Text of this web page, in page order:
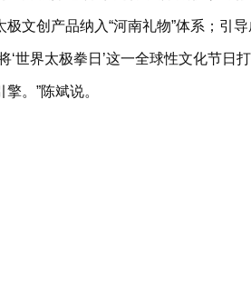
极文创产品纳入“河南礼物”体系；引
‘世界太极拳日’这一全球性文化节日
。”陈斌说。